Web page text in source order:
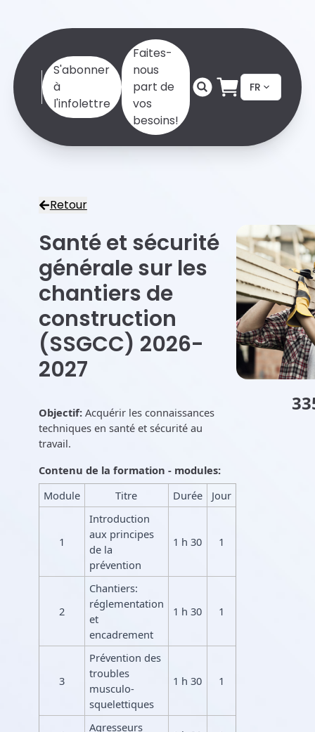
S'abonner
à
l'infolettre
Faites-
nous
part de
vos
besoins!
FR
Retour
Santé et sécurité
générale sur les
chantiers de
construction
(SSGCC) 2026-
2027
Objectif: Acquérir les connaissances
techniques en santé et sécurité au
travail.
Contenu de la formation - modules:
Module
Titre Durée Jour
1
Introduction
aux principes
de la
prévention
1 h 30 1
2
Chantiers:
réglementation
et
encadrement
1 h 30 1
3
Prévention des
troubles
musculo-
squelettiques
1 h 30 1
Agresseurs